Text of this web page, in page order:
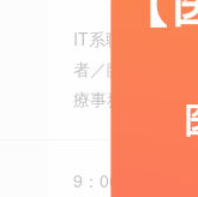
IT系職種、医療
者／臨床検査技
療事務
9：00 ～ 18：00